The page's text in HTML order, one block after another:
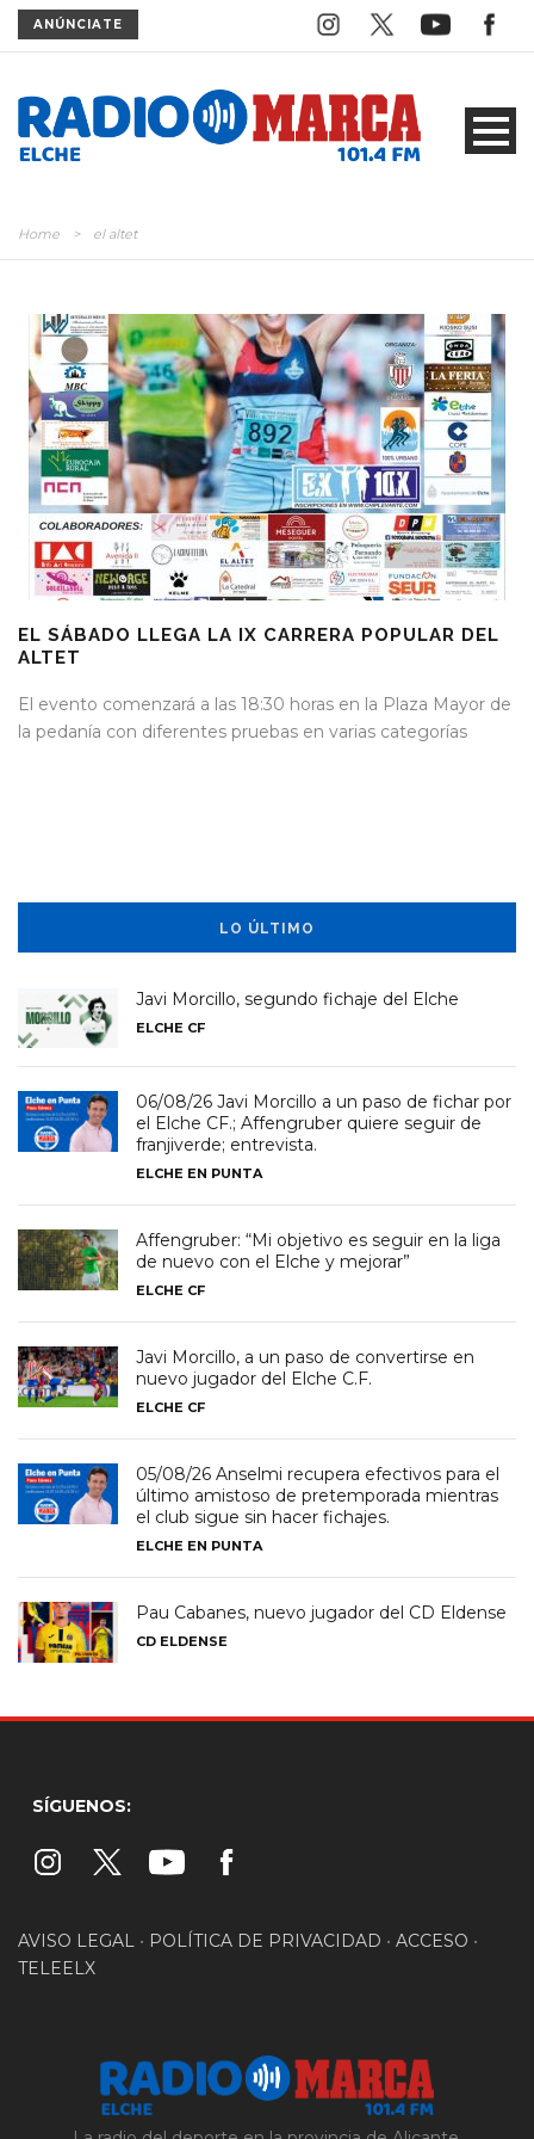
ANÚNCIATE
Home > el altet
EL SÁBADO LLEGA LA IX CARRERA POPULAR DEL
ALTET
El evento comenzará a las 18:30 horas en la Plaza Mayor de
la pedanía con diferentes pruebas en varias categorías
LO ÚLTIMO
Javi Morcillo, segundo fichaje del Elche
ELCHE CF
06/08/26 Javi Morcillo a un paso de fichar por
el Elche CF.; Affengruber quiere seguir de
franjiverde; entrevista.
ELCHE EN PUNTA
Affengruber: “Mi objetivo es seguir en la liga
de nuevo con el Elche y mejorar”
ELCHE CF
Javi Morcillo, a un paso de convertirse en
nuevo jugador del Elche C.F.
ELCHE CF
05/08/26 Anselmi recupera efectivos para el
último amistoso de pretemporada mientras
el club sigue sin hacer fichajes.
ELCHE EN PUNTA
Pau Cabanes, nuevo jugador del CD Eldense
CD ELDENSE
SÍGUENOS:
AVISO LEGAL • POLÍTICA DE PRIVACIDAD • ACCESO •
TELEELX